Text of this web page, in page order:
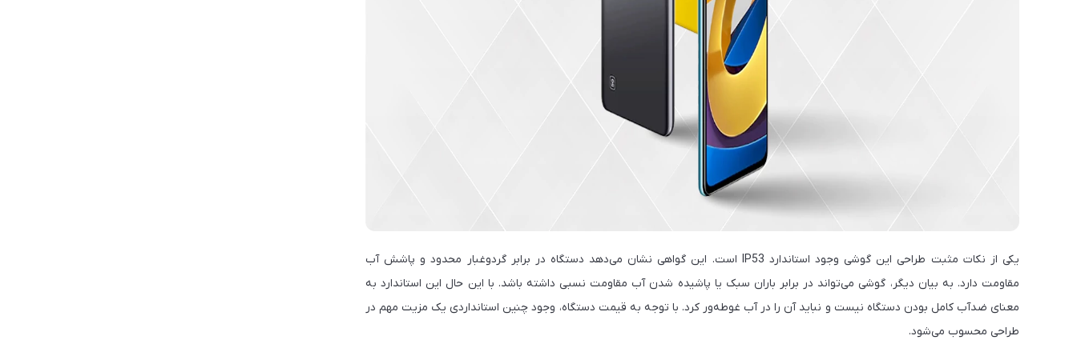
یکی از نکات مثبت طراحی این گوشی وجود استاندارد IP53 است. این گواهی نشان می‌دهد دستگاه در برابر گردوغبار محدود و پاشش آب
مقاومت دارد. به بیان دیگر، گوشی می‌تواند در برابر باران سبک یا پاشیده شدن آب مقاومت نسبی داشته باشد. با این حال این استاندارد به
معنای ضدآب کامل بودن دستگاه نیست و نباید آن را در آب غوطه‌ور کرد. با توجه به قیمت دستگاه، وجود چنین استانداردی یک مزیت مهم در
طراحی محسوب می‌شود.